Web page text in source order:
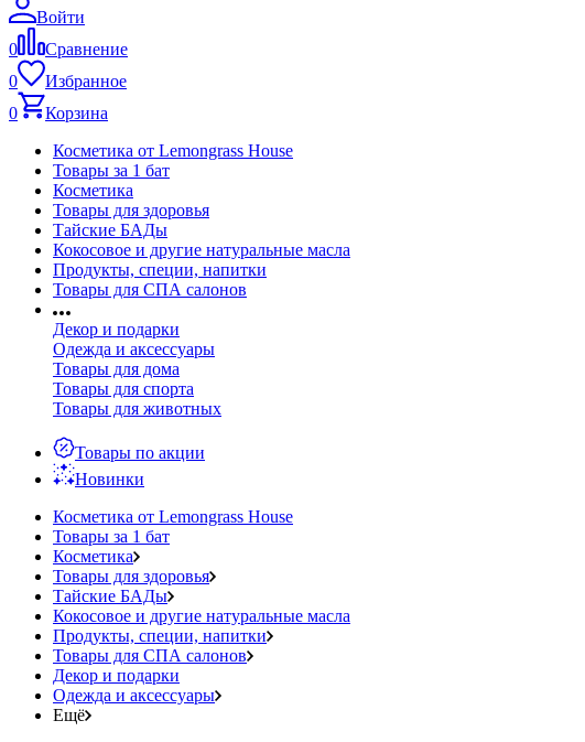
Войти
0
Сравнение
0
Избранное
0
Корзина
Косметика от Lemongrass House
Товары за 1 бат
Косметика
Товары для здоровья
Тайские БАДы
Кокосовое и другие натуральные масла
Продукты, специи, напитки
Товары для СПА салонов
Декор и подарки
Одежда и аксессуары
Товары для дома
Товары для спорта
Товары для животных
Товары по акции
Новинки
Косметика от Lemongrass House
Товары за 1 бат
Косметика
Товары для здоровья
Тайские БАДы
Кокосовое и другие натуральные масла
Продукты, специи, напитки
Товары для СПА салонов
Декор и подарки
Одежда и аксессуары
Ещё